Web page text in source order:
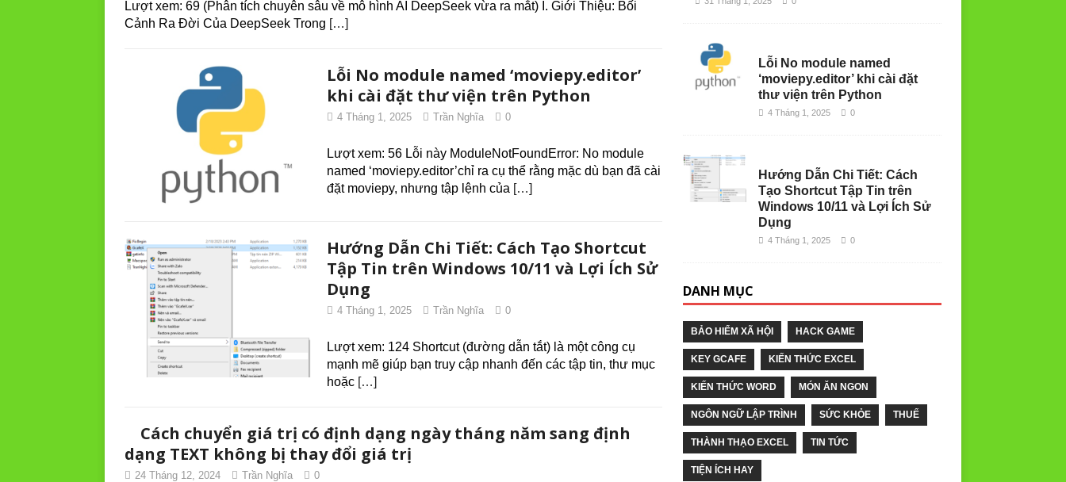
Lượt xem: 69 (Phân tích chuyên sâu về mô hình AI DeepSeek vừa ra mắt) I. Giới Thiệu: Bối
Cảnh Ra Đời Của DeepSeek Trong […]
Lỗi No module named ‘moviepy.editor’
khi cài đặt thư viện trên Python
4 Tháng 1, 2025 Trần Nghĩa 0
Lượt xem: 56 Lỗi này ModuleNotFoundError: No module
named ‘moviepy.editor’chỉ ra cụ thể rằng mặc dù bạn đã cài
đặt moviepy, nhưng tập lệnh của […]
Hướng Dẫn Chi Tiết: Cách Tạo Shortcut
Tập Tin trên Windows 10/11 và Lợi Ích Sử
Dụng
4 Tháng 1, 2025 Trần Nghĩa 0
Lượt xem: 124 Shortcut (đường dẫn tắt) là một công cụ
mạnh mẽ giúp bạn truy cập nhanh đến các tập tin, thư mục
hoặc […]
Cách chuyển giá trị có định dạng ngày tháng năm sang định
dạng TEXT không bị thay đổi giá trị
24 Tháng 12, 2024 Trần Nghĩa 0
Lỗi No module named
‘moviepy.editor’ khi cài đặt
thư viện trên Python
4 Tháng 1, 2025 0
Hướng Dẫn Chi Tiết: Cách
Tạo Shortcut Tập Tin trên
Windows 10/11 và Lợi Ích Sử
Dụng
4 Tháng 1, 2025 0
DANH MỤC
BẢO HIỂM XÃ HỘI HACK GAME
KEY GCAFE KIẾN THỨC EXCEL
KIẾN THỨC WORD MÓN ĂN NGON
NGÔN NGỮ LẬP TRÌNH SỨC KHỎE THUẾ
THÀNH THẠO EXCEL TIN TỨC
TIỆN ÍCH HAY